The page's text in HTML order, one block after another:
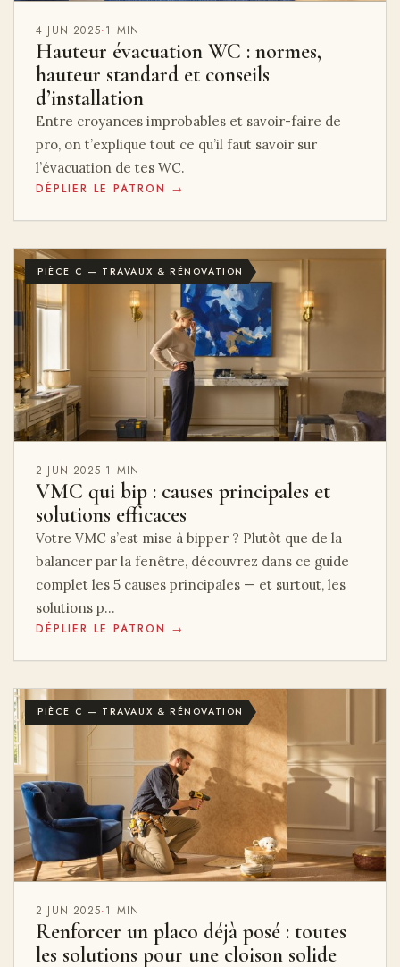
4 JUN 2025·1 MIN
Hauteur évacuation WC : normes,
hauteur standard et conseils
d’installation
Entre croyances improbables et savoir-faire de
pro, on t’explique tout ce qu’il faut savoir sur
l’évacuation de tes WC.
DÉPLIER LE PATRON →
PIÈCE C — TRAVAUX & RÉNOVATION
2 JUN 2025·1 MIN
VMC qui bip : causes principales et
solutions efficaces
Votre VMC s’est mise à bipper ? Plutôt que de la
balancer par la fenêtre, découvrez dans ce guide
complet les 5 causes principales — et surtout, les
solutions p…
DÉPLIER LE PATRON →
PIÈCE C — TRAVAUX & RÉNOVATION
2 JUN 2025·1 MIN
Renforcer un placo déjà posé : toutes
les solutions pour une cloison solide